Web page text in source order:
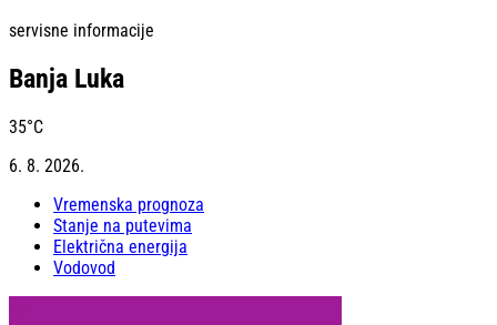
servisne informacije
Banja Luka
35°C
6. 8. 2026.
Vremenska prognoza
Stanje na putevima
Električna energija
Vodovod